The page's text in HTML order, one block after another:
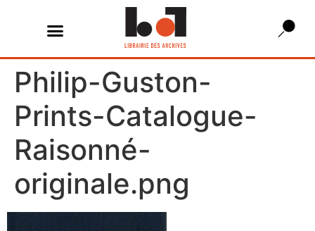
Philip-Guston-
Prints-Catalogue-
Raisonné-
originale.png